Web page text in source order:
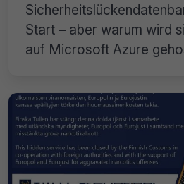
Start – aber warum wird
auf Microsoft Azure